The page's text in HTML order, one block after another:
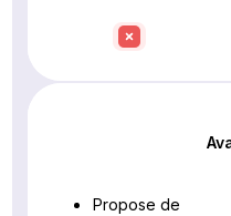
Propose de